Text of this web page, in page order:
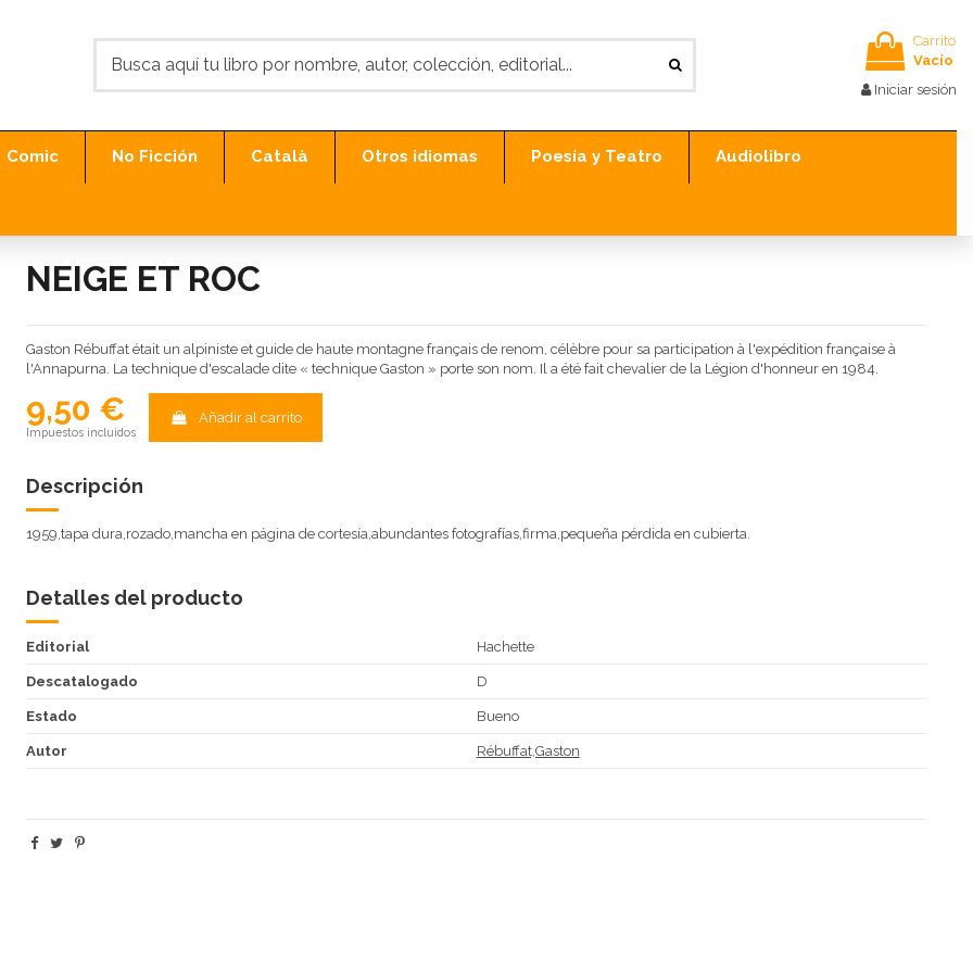
Carrito
Vacío
Iniciar sesión
Comic No Ficción Català Otros idiomas Poesía y Teatro Audiolibro
NEIGE ET ROC
Gaston Rébuffat était un alpiniste et guide de haute montagne français de renom, célèbre pour sa participation à l'expédition française à
l'Annapurna. La technique d'escalade dite « technique Gaston » porte son nom. Il a été fait chevalier de la Légion d'honneur en 1984.
9,50 €
Impuestos incluidos
Añadir al carrito
Descripción
1959,tapa dura,rozado,mancha en página de cortesía,abundantes fotografías,firma,pequeña pérdida en cubierta.
Detalles del producto
Editorial Hachette
Descatalogado D
Estado Bueno
Autor Rébuffat,Gaston